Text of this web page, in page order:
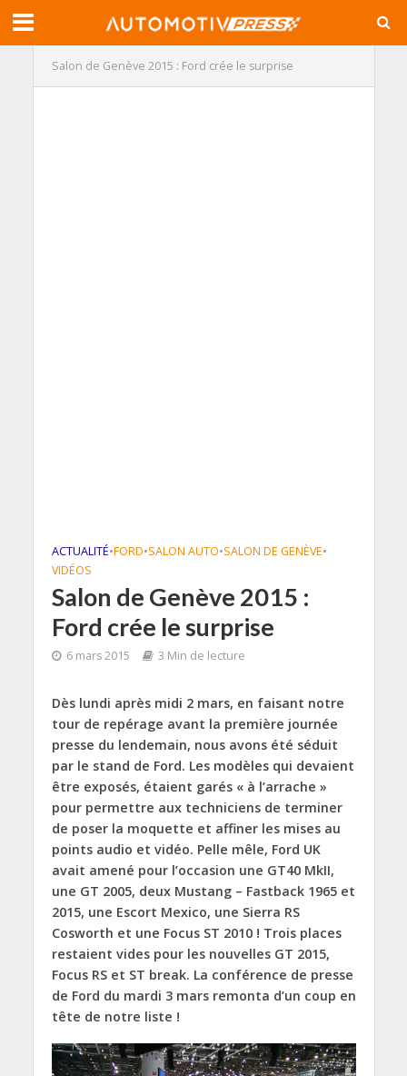
Salon de Genève 2015 : Ford crée le surprise
ACTUALITÉ•FORD•SALON AUTO•SALON DE GENÈVE•
VIDÉOS
Salon de Genève 2015 :
Ford crée le surprise
6 mars 2015 3 Min de lecture
Dès lundi après midi 2 mars, en faisant notre
tour de repérage avant la première journée
presse du lendemain, nous avons été séduit
par le stand de Ford. Les modèles qui devaient
être exposés, étaient garés « à l’arrache »
pour permettre aux techniciens de terminer
de poser la moquette et affiner les mises au
points audio et vidéo. Pelle mêle, Ford UK
avait amené pour l’occasion une GT40 MkII,
une GT 2005, deux Mustang – Fastback 1965 et
2015, une Escort Mexico, une Sierra RS
Cosworth et une Focus ST 2010 ! Trois places
restaient vides pour les nouvelles GT 2015,
Focus RS et ST break. La conférence de presse
de Ford du mardi 3 mars remonta d’un coup en
tête de notre liste !